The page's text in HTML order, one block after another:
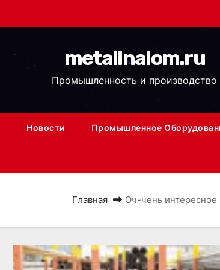
metallnalom.ru
Промышленность и производство
Новости Промышленное
Главная Оч-чень интересное